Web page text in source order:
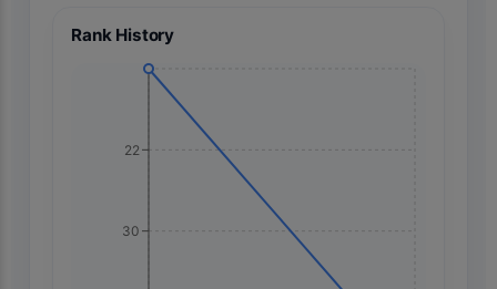
Rank History
22
30